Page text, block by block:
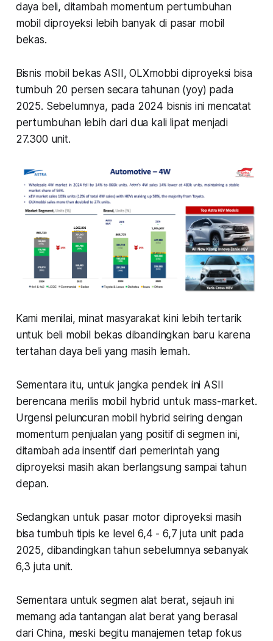
daya beli, ditambah momentum pertumbuhan
mobil diproyeksi lebih banyak di pasar mobil
bekas.
Bisnis mobil bekas ASII, OLXmobbi diproyeksi bisa
tumbuh 20 persen secara tahunan (yoy) pada
2025. Sebelumnya, pada 2024 bisnis ini mencatat
pertumbuhan lebih dari dua kali lipat menjadi
27.300 unit.
Kami menilai, minat masyarakat kini lebih tertarik
untuk beli mobil bekas dibandingkan baru karena
tertahan daya beli yang masih lemah.
Sementara itu, untuk jangka pendek ini ASII
berencana merilis mobil hybrid untuk mass-market.
Urgensi peluncuran mobil hybrid seiring dengan
momentum penjualan yang positif di segmen ini,
ditambah ada insentif dari pemerintah yang
diproyeksi masih akan berlangsung sampai tahun
depan.
Sedangkan untuk pasar motor diproyeksi masih
bisa tumbuh tipis ke level 6,4 - 6,7 juta unit pada
2025, dibandingkan tahun sebelumnya sebanyak
6,3 juta unit.
Sementara untuk segmen alat berat, sejauh ini
memang ada tantangan alat berat yang berasal
dari China, meski begitu manajemen tetap fokus